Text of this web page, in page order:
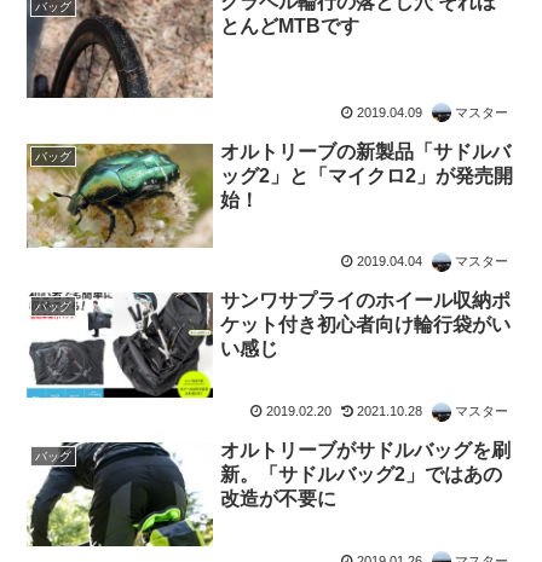
バッグ
とんどMTBです
2019.04.09 マスター
バッグ
オルトリーブの新製品「サドルバ
ッグ2」と「マイクロ2」が発売開
始！
2019.04.04 マスター
バッグ
サンワサプライのホイール収納ポ
ケット付き初心者向け輪行袋がい
い感じ
2019.02.20 2021.10.28 マスター
バッグ
オルトリーブがサドルバッグを刷
新。「サドルバッグ2」ではあの
改造が不要に